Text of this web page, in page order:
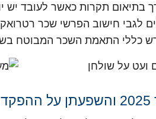
בתיאום תקרות כאשר לעובד יש
לגבי חישוב הפרשי שכר
כללי התאמת השכר המבוטח